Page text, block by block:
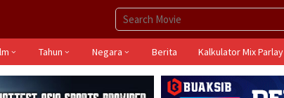
Tahun Negara Berita Kalkulator Mix Parlay